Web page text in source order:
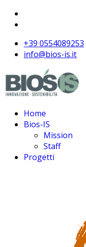
+39 0554089253
info@bios-is.it
Home
Bios-IS
Mission
Staff
Progetti